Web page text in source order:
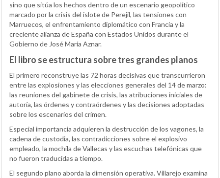
sino que sitúa los hechos dentro de un escenario geopolítico
marcado por la crisis del islote de Perejil, las tensiones con
Marruecos, el enfrentamiento diplomático con Francia y la
creciente alianza de España con Estados Unidos durante el
Gobierno de José María Aznar.
El libro se estructura sobre tres grandes planos
El primero reconstruye las 72 horas decisivas que transcurrieron
entre las explosiones y las elecciones generales del 14 de marzo:
las reuniones del gabinete de crisis, las atribuciones iniciales de
autoría, las órdenes y contraórdenes y las decisiones adoptadas
sobre los escenarios del crimen.
Especial importancia adquieren la destrucción de los vagones, la
cadena de custodia, las contradicciones sobre el explosivo
empleado, la mochila de Vallecas y las escuchas telefónicas que
no fueron traducidas a tiempo.
El segundo plano aborda la dimensión operativa. Villarejo examina